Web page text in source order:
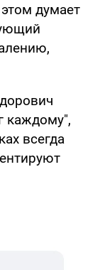
думает
каждому",
всегда